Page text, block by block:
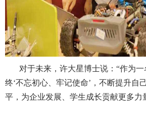
对于未来，许大星博士说：“作为一
终‘不忘初心、牢记使命’，不断提升自
平，为企业发展、学生成长贡献更多力